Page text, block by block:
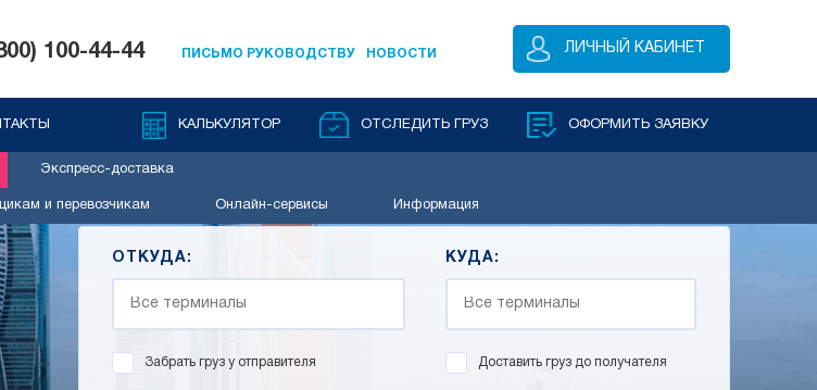
100-44-44 ПИСЬМО РУКОВОДСТВУ НОВОСТИ ЛИЧНЫЙ КАБИНЕТ
КАЛЬКУЛЯТОР ОТСЛЕДИТЬ ГРУЗ ОФОРМИТЬ ЗАЯВКУ
Экспресс-доставка
и перевозчикам Онлайн-сервисы Информация
ОТКУДА:
Забрать груз у отправителя
КУДА:
Доставить груз до получателя